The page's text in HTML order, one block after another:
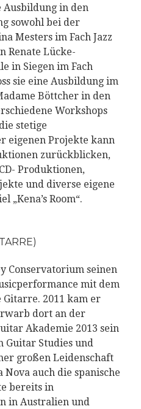
Ausbildung in den
sowohl bei der
Mesters im Fach Jazz
Renate Lücke-
in Siegen im Fach
sie eine Ausbildung im
Böttcher in den
Workshops
stetige
eigenen Projekte kann
zurückblicken,
Produktionen,
und diverse eigene
„Kena’s Room“.
Conservatorium seinen
mit dem
2011 kam er
dort an der
Akademie 2013 sein
Guitar Studies und
großen Leidenschaft
Nova auch die spanische
bereits in
in Australien und